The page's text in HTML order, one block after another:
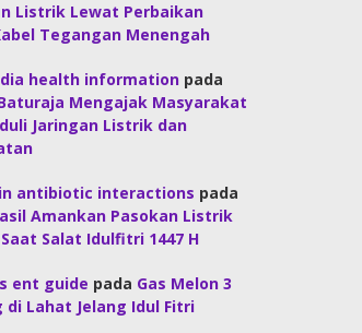
Listrik Lewat Perbaikan
Tegangan Menengah
health information pada
Baturaja Mengajak Masyarakat
Jaringan Listrik dan
antibiotic interactions pada
Amankan Pasokan Listrik
Salat Idulfitri 1447 H
ent guide pada Gas Melon 3
di Lahat Jelang Idul Fitri